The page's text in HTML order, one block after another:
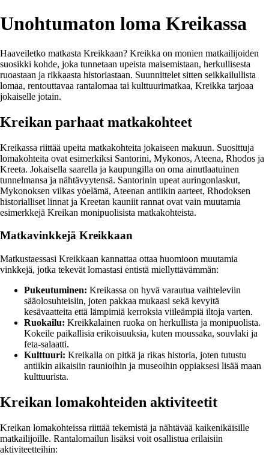
Unohtumaton loma Kreikassa
Haaveiletko matkasta Kreikkaan? Kreikka on monien matkailijoiden
suosikki kohde, joka tunnetaan upeista maisemistaan, herkullisesta
ruoastaan ja rikkaasta historiastaan. Suunnittelet sitten seikkailullista
lomaa, rentouttavaa rantalomaa tai kulttuurimatkaa, Kreikka tarjoaa
jokaiselle jotain.
Kreikan parhaat matkakohteet
Kreikassa riittää upeita matkakohteita jokaiseen makuun. Suosittuja
lomakohteita ovat esimerkiksi Santorini, Mykonos, Ateena, Rhodos ja
Kreeta. Jokaisella saarella ja kaupungilla on oma ainutlaatuinen
tunnelmansa ja nähtävyytensä. Santorinin upeat auringonlaskut,
Mykonoksen vilkas yöelämä, Ateenan antiikin aarteet, Rhodoksen
historialliset linnat ja Kreetan kauniit rannat ovat vain muutamia
esimerkkejä Kreikan monipuolisista matkakohteista.
Matkavinkkejä Kreikkaan
Matkustaessasi Kreikkaan kannattaa ottaa huomioon muutamia
vinkkejä, jotka tekevät lomastasi entistä miellyttävämmän:
Pukeutuminen: Kreikassa on hyvä varautua vaihteleviin
sääolosuhteisiin, joten pakkaa mukaasi sekä kevyitä
kesävaatteita että lämpimiä kerroksia viileämpiä iltoja varten.
Ruokailu: Kreikkalainen ruoka on herkullista ja monipuolista.
Kokeile paikallisia erikoisuuksia, kuten moussaka, souvlaki ja
feta-salaatti.
Kulttuuri: Kreikalla on pitkä ja rikas historia, joten tutustu
antiikin aikaisiin raunioihin ja museoihin oppiaksesi lisää maan
kulttuurista.
Kreikan lomakohteiden aktiviteetit
Kreikan lomakohteissa riittää tekemistä ja nähtävää kaikenikäisille
matkailijoille. Rantalomailun lisäksi voit osallistua erilaisiin
aktiviteetteihin: